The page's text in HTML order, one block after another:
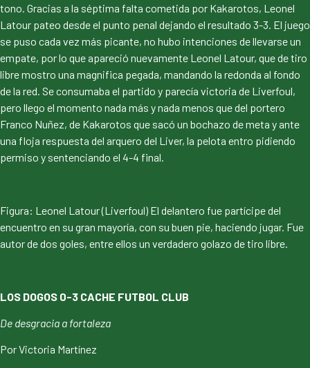
tono. Gracias a la séptima falta cometida por Kakarotos, Leonel
Latour pateo desde el punto penal dejando el resultado 3-3. El juego
se puso cada vez más picante, no hubo intenciones de llevarse un
empate, por lo que apareció nuevamente Leonel Latour, que de tiro
libre mostro una magnifica pegada, mandando la redonda al fondo
de la red. Se consumaba el partido y parecía victoria de Liverfoul,
pero llego el momento nada más y nada menos que del portero
Franco Nuñez, de Kakarotos que sacó un bochazo de meta y ante
una floja respuesta del arquero del Liver, la pelota entro pidiendo
permiso y sentenciando el 4-4 final.
Figura: Leonel Latour (Liverfoul) El delantero fue partícipe del
encuentro en su gran mayoría, con su buen pie, haciendo jugar. Fue
autor de dos goles, entre ellos un verdadero golazo de tiro libre.
LOS DOGOS 0-3 CACHE FUTBOL CLUB
De desgracia a fortaleza
Por Victoria Martínez